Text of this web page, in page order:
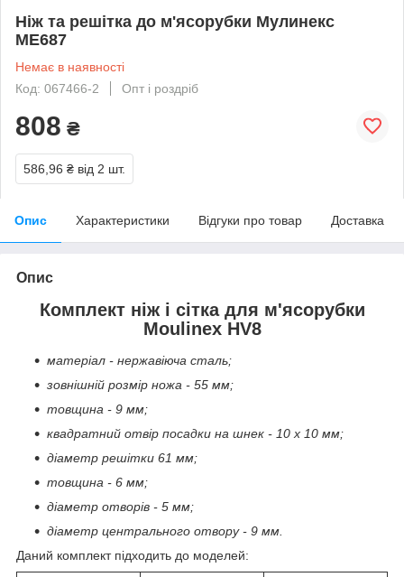
Ніж та решітка до м'ясорубки Мулинекс
ME687
Немає в наявності
Код: 067466-2
Опт і роздріб
808 ₴
586,96 ₴ від 2 шт.
Опис Характеристики Відгуки про товар Доставка
Опис
Комплект ніж і сітка для м'ясорубки
Moulinex HV8
матеріал - нержавіюча сталь;
зовнішній розмір ножа - 55 мм;
товщина - 9 мм;
квадратний отвір посадки на шнек - 10 x 10 мм;
діаметр решітки 61 мм;
товщина - 6 мм;
діаметр отворів - 5 мм;
діаметр центрального отвору - 9 мм.
Даний комплект підходить до моделей: